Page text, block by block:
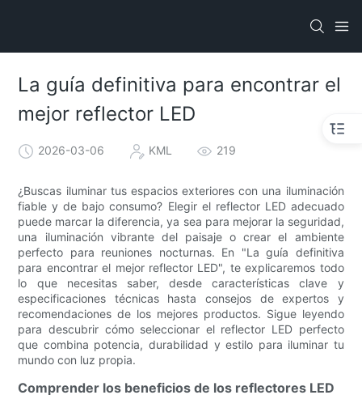
La guía definitiva para encontrar el
mejor reflector LED
2026-03-06 KML 219
¿Buscas iluminar tus espacios exteriores con una iluminación
fiable y de bajo consumo? Elegir el reflector LED adecuado
puede marcar la diferencia, ya sea para mejorar la seguridad,
una iluminación vibrante del paisaje o crear el ambiente
perfecto para reuniones nocturnas. En "La guía definitiva
para encontrar el mejor reflector LED", te explicaremos todo
lo que necesitas saber, desde características clave y
especificaciones técnicas hasta consejos de expertos y
recomendaciones de los mejores productos. Sigue leyendo
para descubrir cómo seleccionar el reflector LED perfecto
que combina potencia, durabilidad y estilo para iluminar tu
mundo con luz propia.
Comprender los beneficios de los reflectores LED